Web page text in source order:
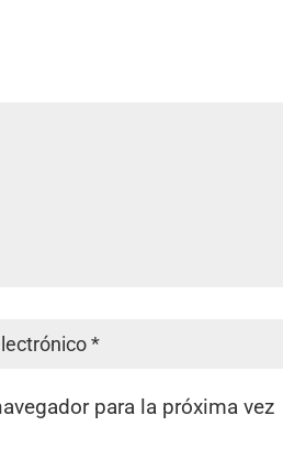
para la próxima vez